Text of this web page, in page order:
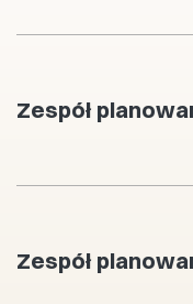
Zespół
Zespół